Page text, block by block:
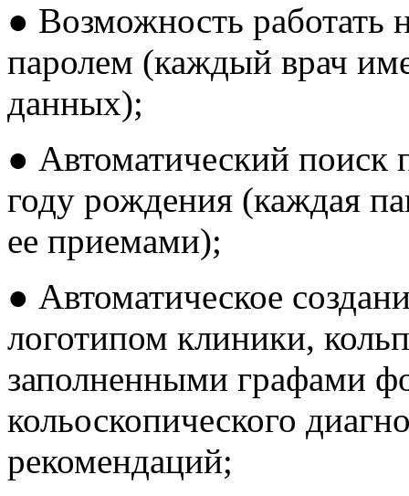
● Возможность работать
паролем (каждый врач
данных);
● Автоматический
году рождения (каждая
ее приемами);
● Автоматическое
логотипом клиники,
заполненными графами
кольоскопического
рекомендаций;